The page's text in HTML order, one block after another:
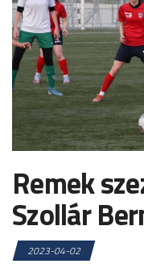
Remek
Szollár
2023-04-02